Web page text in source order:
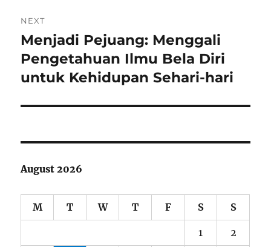
NEXT
Next
post:
Menjadi Pejuang: Menggali
Pengetahuan Ilmu Bela Diri
untuk Kehidupan Sehari-hari
August 2026
M T W T F S S
1 2